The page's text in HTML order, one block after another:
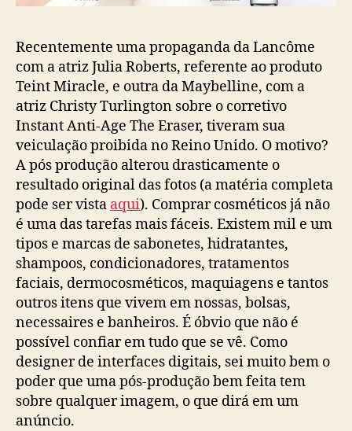
Recentemente uma propaganda da Lancôme
com a atriz Julia Roberts, referente ao produto
Teint Miracle, e outra da Maybelline, com a
atriz Christy Turlington sobre o corretivo
Instant Anti-Age The Eraser, tiveram sua
veiculação proibida no Reino Unido. O motivo?
A pós produção alterou drasticamente o
resultado original das fotos (a matéria completa
pode ser vista aqui). Comprar cosméticos já não
é uma das tarefas mais fáceis. Existem mil e um
tipos e marcas de sabonetes, hidratantes,
shampoos, condicionadores, tratamentos
faciais, dermocosméticos, maquiagens e tantos
outros itens que vivem em nossas, bolsas,
necessaires e banheiros. É óbvio que não é
possível confiar em tudo que se vê. Como
designer de interfaces digitais, sei muito bem o
poder que uma pós-produção bem feita tem
sobre qualquer imagem, o que dirá em um
anúncio.